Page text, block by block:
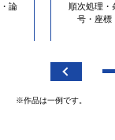
論
順次処理
号・座標
※作品は一例です。